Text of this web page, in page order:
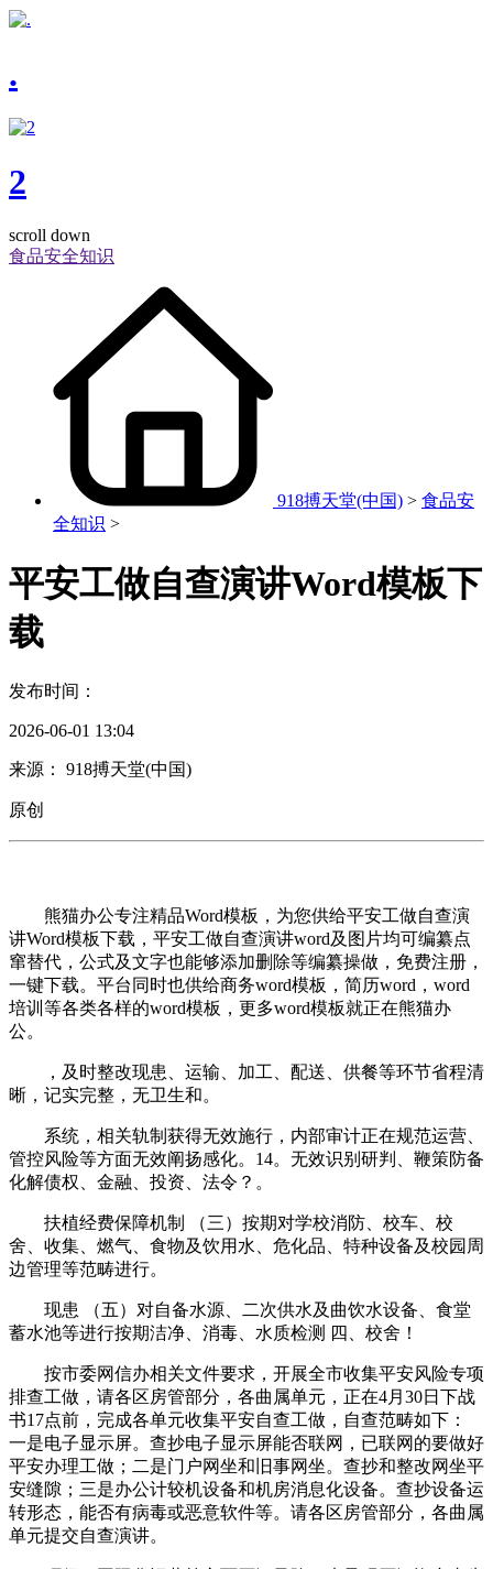
.
2
scroll down
食品安全知识
918搏天堂(中国) > 食品安
全知识 >
平安工做自查演讲Word模板下
载
发布时间：
2026-06-01 13:04
来源： 918搏天堂(中国)
原创
熊猫办公专注精品Word模板，为您供给平安工做自查演
讲Word模板下载，平安工做自查演讲word及图片均可编纂点
窜替代，公式及文字也能够添加删除等编纂操做，免费注册，
一键下载。平台同时也供给商务word模板，简历word，word
培训等各类各样的word模板，更多word模板就正在熊猫办
公。
，及时整改现患、运输、加工、配送、供餐等环节省程清
晰，记实完整，无卫生和。
系统，相关轨制获得无效施行，内部审计正在规范运营、
管控风险等方面无效阐扬感化。14。无效识别研判、鞭策防备
化解债权、金融、投资、法令？。
扶植经费保障机制 （三）按期对学校消防、校车、校
舍、收集、燃气、食物及饮用水、危化品、特种设备及校园周
边管理等范畴进行。
现患 （五）对自备水源、二次供水及曲饮水设备、食堂
蓄水池等进行按期洁净、消毒、水质检测 四、校舍！
按市委网信办相关文件要求，开展全市收集平安风险专项
排查工做，请各区房管部分，各曲属单元，正在4月30日下战
书17点前，完成各单元收集平安自查工做，自查范畴如下：
一是电子显示屏。查抄电子显示屏能否联网，已联网的要做好
平安办理工做；二是门户网坐和旧事网坐。查抄和整改网坐平
安缝隙；三是办公计较机设备和机房消息化设备。查抄设备运
转形态，能否有病毒或恶意软件等。请各区房管部分，各曲属
单元提交自查演讲。